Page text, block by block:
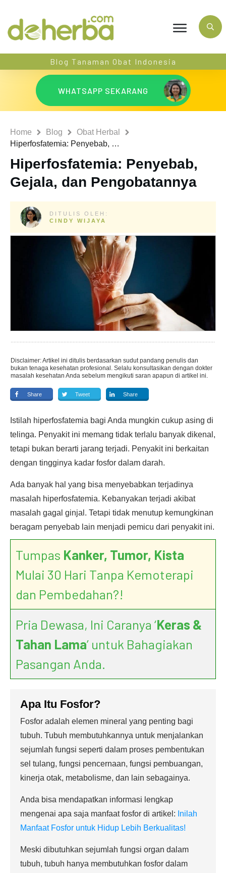
Blog Tanaman Obat Indonesia
WHATSAPP SEKARANG
Home Blog
Obat Herbal
Hiperfosfatemia: Penyebab, Gejala, dan Pengobatannya
Hiperfosfatemia: Penyebab,
Gejala, dan Pengobatannya
DITULIS OLEH:
CINDY WIJAYA
Disclaimer: Artikel ini ditulis berdasarkan sudut pandang penulis dan
bukan tenaga kesehatan profesional. Selalu konsultasikan dengan dokter
masalah kesehatan Anda sebelum mengikuti saran apapun di artikel ini.
Share Tweet Share
Istilah hiperfosfatemia bagi Anda mungkin cukup asing di
telinga. Penyakit ini memang tidak terlalu banyak dikenal,
tetapi bukan berarti jarang terjadi. Penyakit ini berkaitan
dengan tingginya kadar fosfor dalam darah.
Ada banyak hal yang bisa menyebabkan terjadinya
masalah hiperfosfatemia. Kebanyakan terjadi akibat
masalah gagal ginjal. Tetapi tidak menutup kemungkinan
beragam penyebab lain menjadi pemicu dari penyakit ini.
Tumpas Kanker, Tumor, Kista
Mulai 30 Hari Tanpa Kemoterapi
dan Pembedahan?!
Pria Dewasa, Ini Caranya ‘Keras &
Tahan Lama’ untuk Bahagiakan
Pasangan Anda.
Apa Itu Fosfor?
Fosfor adalah elemen mineral yang penting bagi
tubuh. Tubuh membutuhkannya untuk menjalankan
sejumlah fungsi seperti dalam proses pembentukan
sel tulang, fungsi pencernaan, fungsi pembuangan,
kinerja otak, metabolisme, dan lain sebagainya.
Anda bisa mendapatkan informasi lengkap
mengenai apa saja manfaat fosfor di artikel: Inilah
Manfaat Fosfor untuk Hidup Lebih Berkualitas!
Meski dibutuhkan sejumlah fungsi organ dalam
tubuh, tubuh hanya membutuhkan fosfor dalam